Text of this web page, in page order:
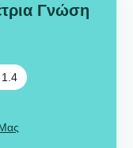
Γνώση
1.4